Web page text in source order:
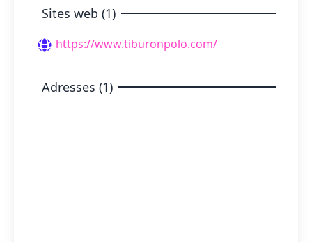
Sites web (1)
https://www.tiburonpolo.com/
Adresses (1)